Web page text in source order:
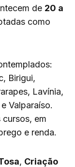
de 20 a
como
Birigui,
Lavínia,
Valparaíso.
em
e renda.
, Criação